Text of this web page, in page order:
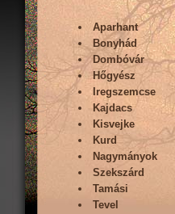
Aparhant
Bonyhád
Dombóvár
Hőgyész
Iregszemcse
Kajdacs
Kisvejke
Kurd
Nagymányok
Szekszárd
Tamási
Tevel